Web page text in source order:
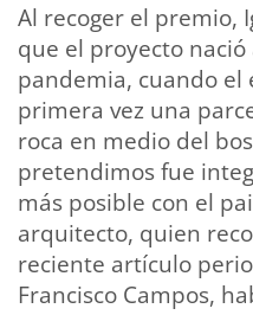
Al recoger el premio,
que el proyecto nació
pandemia, cuando el
primera vez una
roca en medio del
pretendimos fue
más posible con el
arquitecto, quien
reciente artículo
Francisco Campos,